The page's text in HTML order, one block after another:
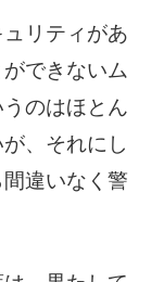
リティがあ
できないム
のはほとん
、それにし
違いなく警